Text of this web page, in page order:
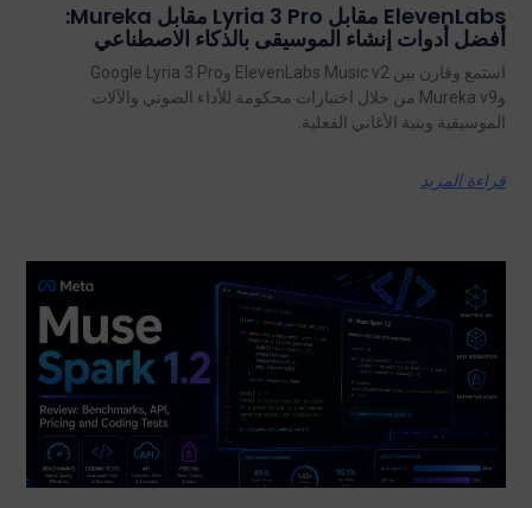
ElevenLabs مقابل Lyria 3 Pro مقابل Mureka:
أفضل أدوات إنشاء الموسيقى بالذكاء الاصطناعي
استمع وقارن بين ElevenLabs Music v2 وGoogle Lyria 3 Pro
وMureka v9 من خلال اختبارات محكومة للأداء الصوتي والآلات
الموسيقية وبنية الأغاني الفعلية.
قراءة المزيد